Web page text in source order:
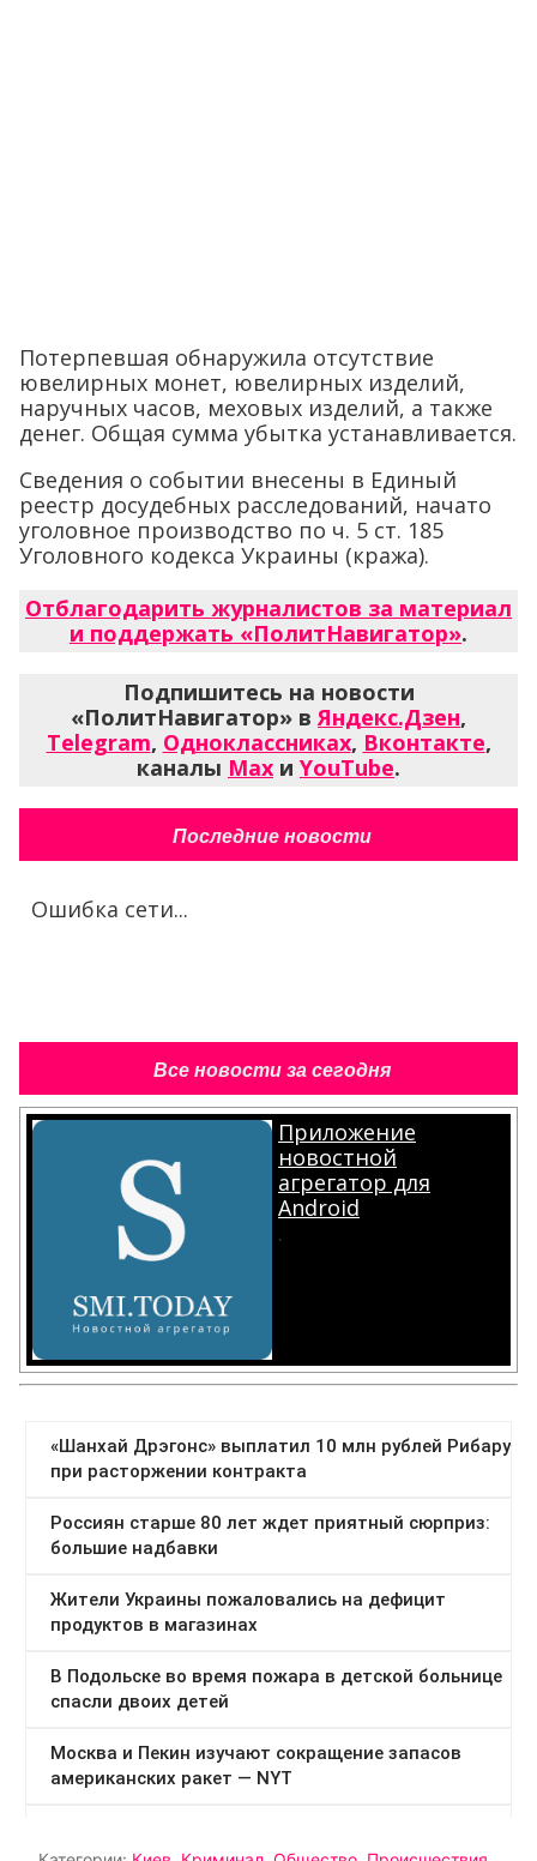
Потерпевшая обнаружила отсутствие
ювелирных монет, ювелирных изделий,
наручных часов, меховых изделий, а также
денег. Общая сумма убытка устанавливается.
Сведения о событии внесены в Единый
реестр досудебных расследований, начато
уголовное производство по ч. 5 ст. 185
Уголовного кодекса Украины (кража).
Отблагодарить журналистов за материал
и поддержать «ПолитНавигатор».
Подпишитесь на новости
«ПолитНавигатор» вЯндекс.Дзен,
Telegram, Одноклассниках, Вконтакте,
каналы Max и YouTube.
Последние новости
Ошибка сети...
Все новости за сегодня
Приложение
новостной
агрегатор для
Android
.